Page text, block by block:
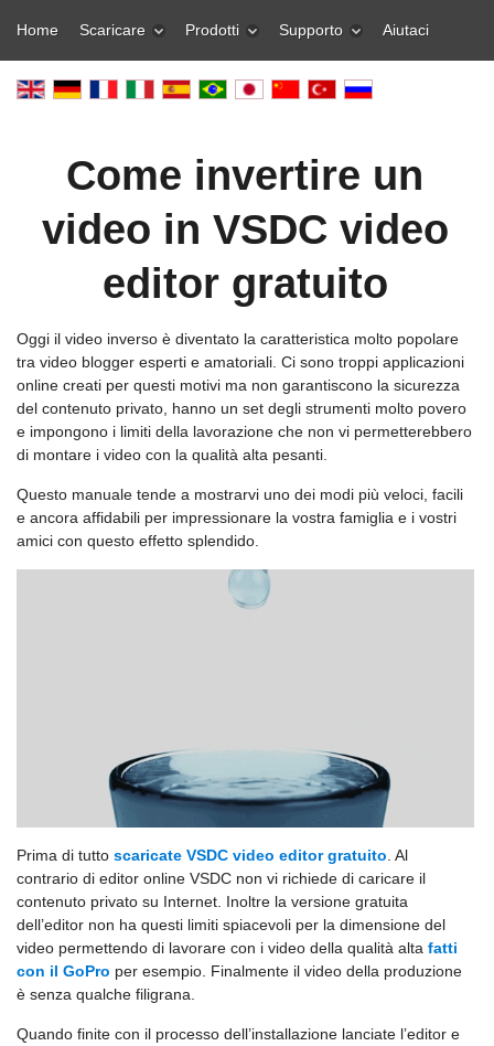
Home Scaricare Prodotti Supporto Aiutaci
Come invertire un
video in VSDC video
editor gratuito
Oggi il video inverso è diventato la caratteristica molto popolare
tra video blogger esperti e amatoriali. Ci sono troppi applicazioni
online creati per questi motivi ma non garantiscono la sicurezza
del contenuto privato, hanno un set degli strumenti molto povero
e impongono i limiti della lavorazione che non vi permetterebbero
di montare i video con la qualità alta pesanti.
Questo manuale tende a mostrarvi uno dei modi più veloci, facili
e ancora affidabili per impressionare la vostra famiglia e i vostri
amici con questo effetto splendido.
Prima di tutto scaricate VSDC video editor gratuito . Al
contrario di editor online VSDC non vi richiede di caricare il
contenuto privato su Internet. Inoltre la versione gratuita
dell’editor non ha questi limiti spiacevoli per la dimensione del
video permettendo di lavorare con i video della qualità alta fatti
con il GoPro per esempio. Finalmente il video della produzione
è senza qualche filigrana.
Quando finite con il processo dell’installazione lanciate l’editor e